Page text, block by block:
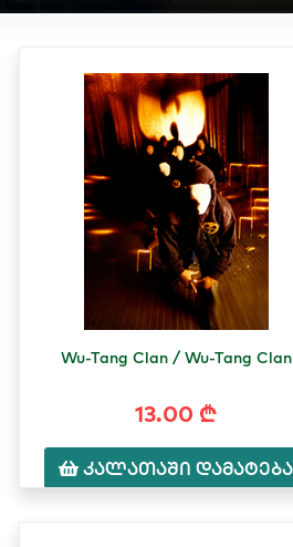
Wu-Tang Clan / Wu-Tang Clan
13.00 ₾
კალათაში დამატება